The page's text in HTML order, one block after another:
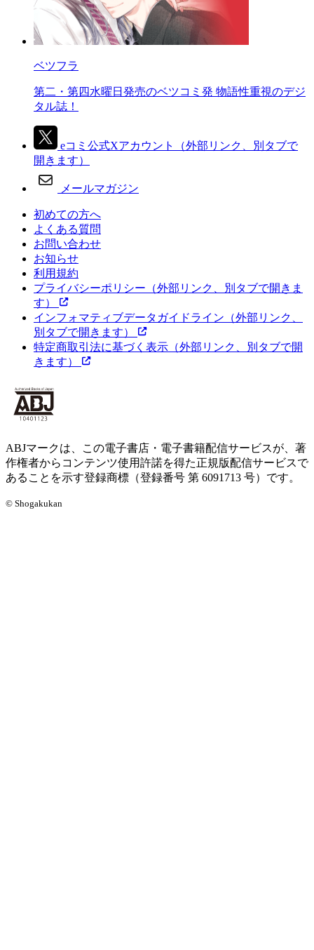
ベツフラ
第二・第四水曜日発売のベツコミ発 物語性重視のデジ
タル誌！
eコミ公式Xアカウント
（外部リンク、別タブで
開きます）
メールマガジン
初めての方へ
よくある質問
お問い合わせ
お知らせ
利用規約
プライバシーポリシー （外部リンク、別タブで開きま
す）
インフォマティブデータガイドライン （外部リンク、
別タブで開きます）
特定商取引法に基づく表示 （外部リンク、別タブで開
きます）
ABJマークは、この電子書店・電子書籍配信サービスが、著
作権者からコンテンツ使用許諾を得た正規版配信サービスで
あることを示す登録商標（登録番号 第 6091713 号）です。
© Shogakukan